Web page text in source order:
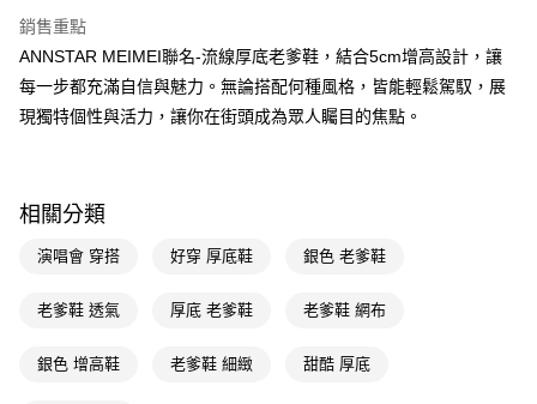
元大商業銀行
台新國際商業銀行
中國信託商業銀行
台灣樂天信用卡公司
聯邦商業銀行
元大商業銀行
永豐商業銀行
玉山商業銀行
星展（台灣）商業銀行
台灣樂天信用卡公司
Apple Pay
街口支付
相關說明
1.本服務由台灣大哥大提供，台灣大哥大用戶可立即使用無須另外申請。
流程，驗證手機門號後，選擇欲分期的期數、繳款截止日，確認付款後即完
AFTEE先享後付
【關於「AFTEE先享後付」】
銷售重點
ANNSTAR MEIMEI聯名-流線厚底老爹鞋，結合5cm增高設計，讓
每一步都充滿自信與魅力。無論搭配何種風格，皆能輕鬆駕馭，展
現獨特個性與活力，讓你在街頭成為眾人矚目的焦點。
相關分類
演唱會 穿搭 好穿 厚底鞋 銀色 老爹鞋
老爹鞋 透氣 厚底 老爹鞋 老爹鞋 網布
銀色 增高鞋 老爹鞋 細緻 甜酷 厚底